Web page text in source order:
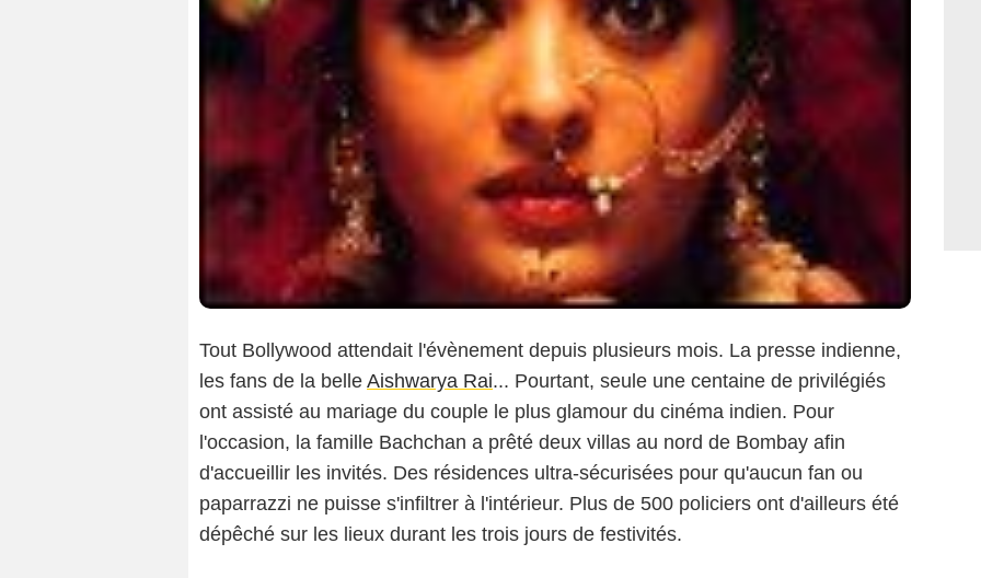
Tout Bollywood attendait l'évènement depuis plusieurs mois. La presse indienne,
les fans de la belle Aishwarya Rai... Pourtant, seule une centaine de privilégiés
ont assisté au mariage du couple le plus glamour du cinéma indien. Pour
l'occasion, la famille Bachchan a prêté deux villas au nord de Bombay afin
d'accueillir les invités. Des résidences ultra-sécurisées pour qu'aucun fan ou
paparrazzi ne puisse s'infiltrer à l'intérieur. Plus de 500 policiers ont d'ailleurs été
dépêché sur les lieux durant les trois jours de festivités.